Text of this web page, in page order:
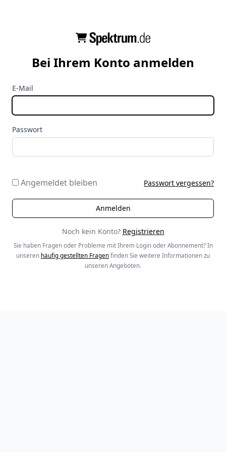
Bei Ihrem Konto anmelden
E-Mail
Passwort
Angemeldet bleiben Passwort vergessen?
Noch kein Konto? Registrieren
Sie haben Fragen oder Probleme mit Ihrem Login oder Abonnement? In
unseren häufig gestellten Fragen finden Sie weitere Informationen zu
unseren Angeboten.